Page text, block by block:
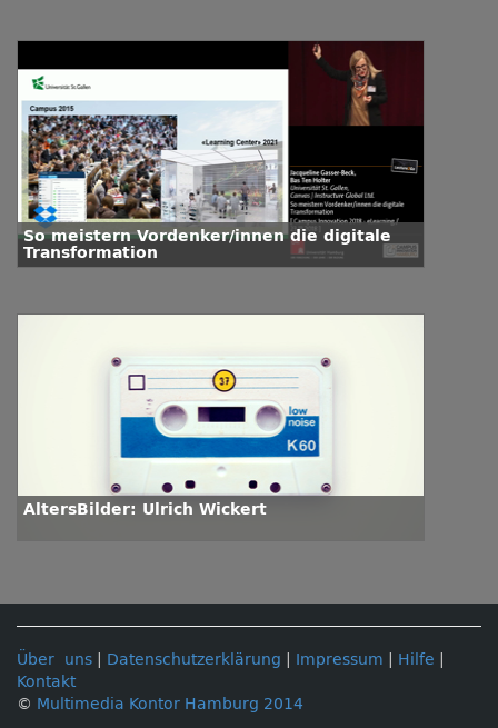
So meistern Vordenker/innen die digitale
Transformation
AltersBilder: Ulrich Wickert
Über uns Datenschutzerklärung Impressum Hilfe
Kontakt
© Multimedia Kontor Hamburg 2014